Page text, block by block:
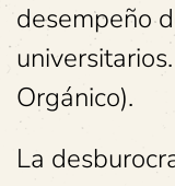
desempeño
Orgánico).
La